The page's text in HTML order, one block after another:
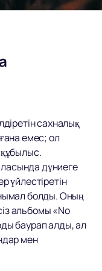
сахналық
емес; ол
құбылыс.
дүниеге
үйлестіретін
болды. Оның
альбомы «No
баурап алды, ал
мен